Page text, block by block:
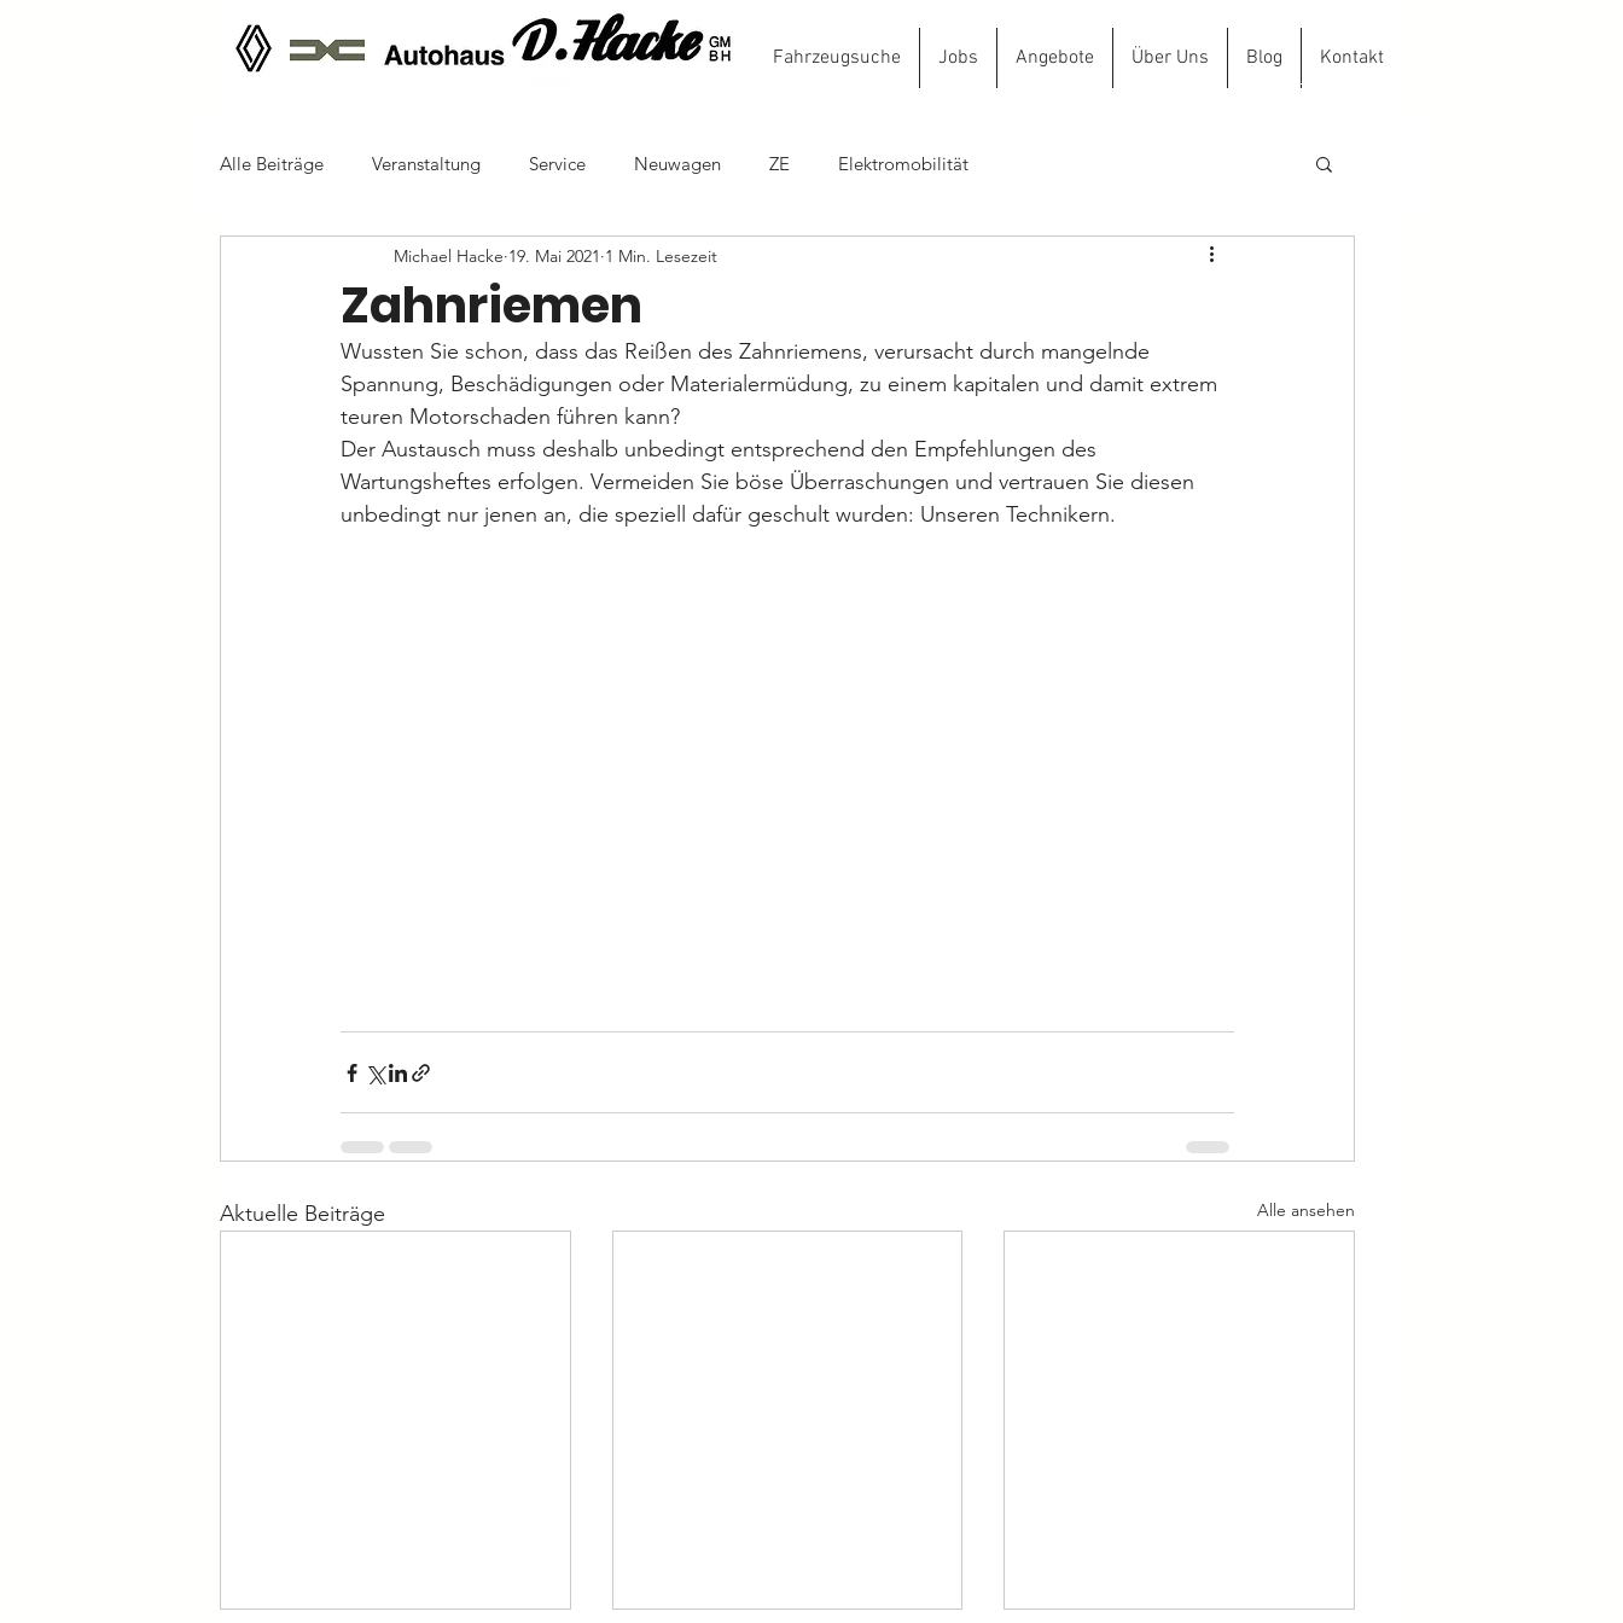
Fahrzeugsuche Jobs Angebote Über Uns Blog Kontakt
Autohaus D.Hacke GmbH
Alle Beiträge Veranstaltung Service Neuwagen ZE Elektromobilität
Zahnriemen
Michael Hacke 19. Mai 2021 1 Min. Lesezeit
Wussten Sie schon, dass das Reißen des Zahnriemens, verursacht durch mangelnde
Spannung, Beschädigungen oder Materialermüdung, zu einem kapitalen und damit extrem
teuren Motorschaden führen kann?
Der Austausch muss deshalb unbedingt entsprechend den Empfehlungen des
Wartungsheftes erfolgen. Vermeiden Sie böse Überraschungen und vertrauen Sie diesen
unbedingt nur jenen an, die speziell dafür geschult wurden: Unseren Technikern.
Aktuelle Beiträge Alle ansehen